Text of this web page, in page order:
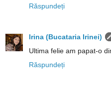
Răspundeți
Irina (Bucataria Irinei)
Ultima felie am papat-o
Răspundeți